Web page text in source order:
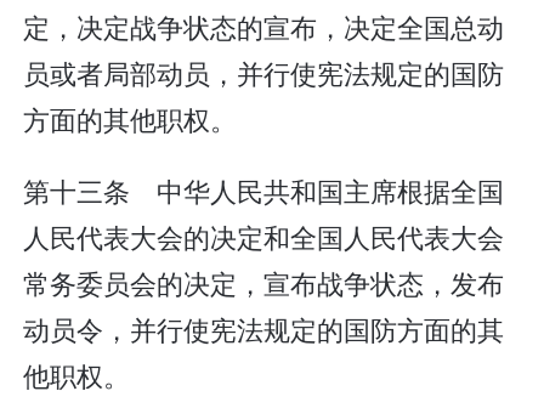
定，决定战争状态的宣布，决定全国总动
员或者局部动员，并行使宪法规定的国防
方面的其他职权。
第十三条 中华人民共和国主席根据全国
人民代表大会的决定和全国人民代表大会
常务委员会的决定，宣布战争状态，发布
动员令，并行使宪法规定的国防方面的其
他职权。